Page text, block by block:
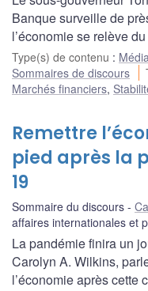
Banque surveille de
l’économie se relève
Type(s) de contenu :
Sommaires de discours
Marchés financiers,
Remettre
pied après la
19
Sommaire du discours
affaires internationales et
La pandémie finira un
Carolyn A. Wilkins,
l’économie après cette